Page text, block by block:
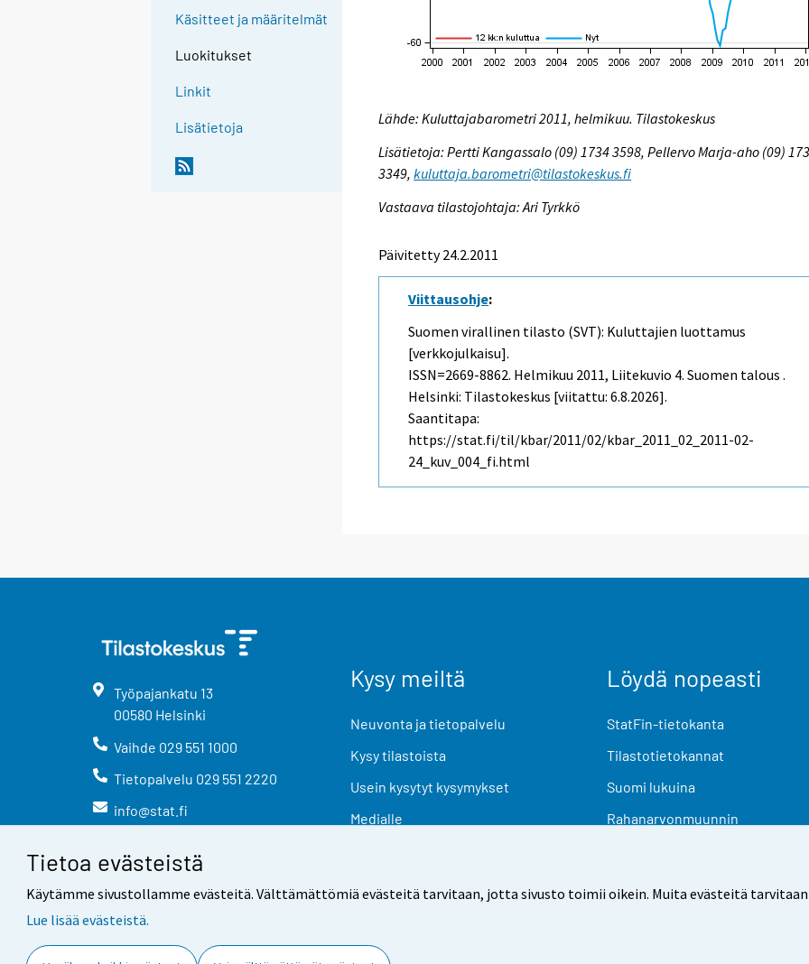
Tietoa evästeistä
Käytämme sivustollamme evästeitä. Välttämättömiä evästeitä tarvitaan, jotta sivusto toimii oikein. Muita evästeitä
Lue lisää evästeistä.
Käsitteet ja määritelmät
Luokitukset
Linkit
Lisätietoja
Lähde: Kuluttajabarometri 2011, helmikuu. Tilastokeskus
Lisätietoja: Pertti Kangassalo (09) 1734 3598, Pellervo Marja-aho (09)
3349,kuluttaja.barometri@tilastokeskus.fi
Vastaava tilastojohtaja: Ari Tyrkkö
Päivitetty 24.2.2011
Viittausohje:
Suomen virallinen tilasto (SVT): Kuluttajien luottamus
[verkkojulkaisu].
ISSN=2669-8862. Helmikuu 2011, Liitekuvio 4. Suomen talous .
Helsinki: Tilastokeskus [viitattu: 6.8.2026].
Saantitapa:
https://stat.fi/til/kbar/2011/02/kbar_2011_02_2011-02-
24_kuv_004_fi.html
Työpajankatu 13
00580 Helsinki
Vaihde 029 551 1000
Tietopalvelu 029 551 2220
info@stat.fi
Kysy meiltä
Neuvonta ja tietopalvelu
Kysy tilastoista
Usein kysytyt kysymykset
Medialle
Löydä nopeasti
StatFin-tietokanta
Tilastotietokannat
Suomi lukuina
Rahanarvonmuunnin
Yhteystiedot Palaute